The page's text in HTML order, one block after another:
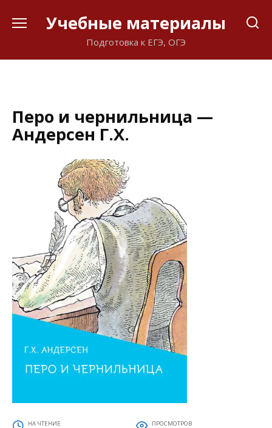
Учебные материалы
Подготовка к ЕГЭ, ОГЭ
Перо и чернильница —
Андерсен Г.Х.
НА ЧТЕНИЕ ПРОСМОТРОВ